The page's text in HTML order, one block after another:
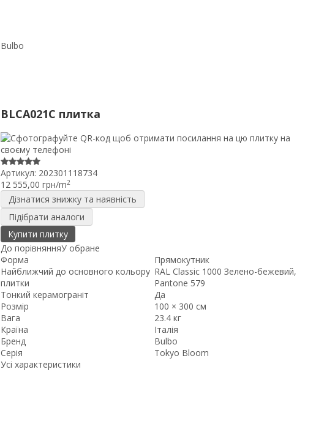
Bulbo
BLCA021C плитка
Артикул: 202301118734
12 555,00 грн/m2
Дізнатися знижку та наявність
Підібрати аналоги
Купити плитку
До порівнянняУ обране
Форма
Прямокутник
Найближчий до основного кольору
плитки
RAL Classic 1000 Зелено-бежевий,
Pantone 579
Тонкий керамограніт
Да
Розмір
100 × 300 см
Вага
23.4 кг
Країна
Італія
Бренд
Bulbo
Серія
Tokyo Bloom
Усі характеристики